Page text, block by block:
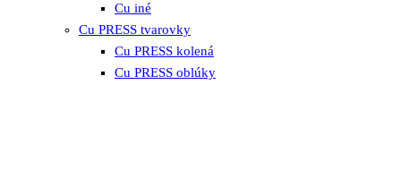
Cu iné
Cu PRESS tvarovky
Cu PRESS kolená
Cu PRESS oblúky